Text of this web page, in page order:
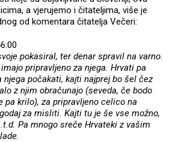
a vjerujemo i čitateljima, više je
od komentara čitatelja Večeri:
pokasiral, ter denar spravil na varno.
pripravljeno za njega. Hrvati pa
počakati, kajti najprej bo šel čez
z njim obračunajo (seveda, če bodo
pa krilo), za pripravljeno celico na
za misliti. Kajti tu je še vse možno,
Pa mnogo sreče Hrvateki z vašim